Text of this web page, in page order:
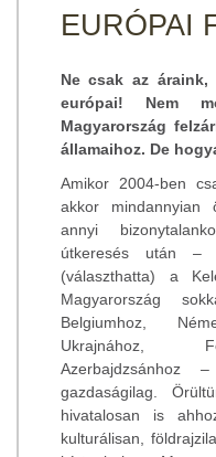
EURÓPAI
Ne csak az
európai! Nem
Magyarország
államaihoz. De
Amikor 2004-ben
akkor mindannyian
annyi
útkeresés után –
(választhatta) a
Magyarország
Belgiumhoz,
Ukrajnához,
gazdaságilag.
hivatalosan is
kulturálisan,